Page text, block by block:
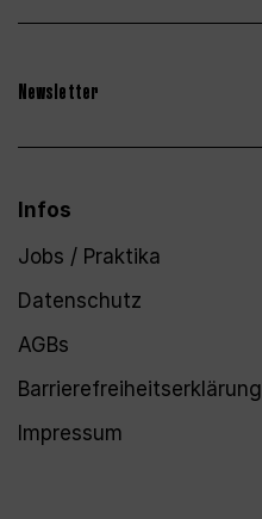
Newsletter
Infos
Jobs / Praktika
Datenschutz
AGBs
Barrierefreiheitserklärung
Impressum